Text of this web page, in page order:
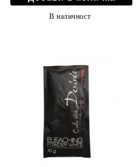
В наличност